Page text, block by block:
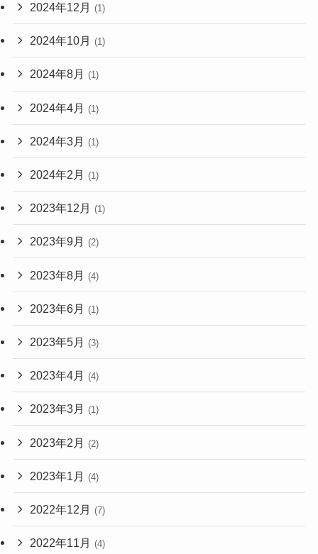
2024年12月 (1)
2024年10月 (1)
2024年8月 (1)
2024年4月 (1)
2024年3月 (1)
2024年2月 (1)
2023年12月 (1)
2023年9月 (2)
2023年8月 (4)
2023年6月 (1)
2023年5月 (3)
2023年4月 (4)
2023年3月 (1)
2023年2月 (2)
2023年1月 (4)
2022年12月 (7)
2022年11月 (4)